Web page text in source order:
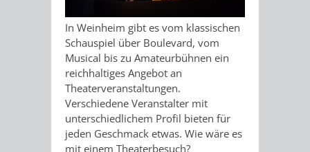
WEG
ZEIGMAL
- DIE
APP
STADTTEILE
AUSFLUGSZIELE
KLEINSTADTPERLEN
GELAUSCHT
LUSTIG,
In Weinheim gibt es vom klassischen
Schauspiel über Boulevard, vom
Musical bis zu Amateurbühnen ein
reichhaltiges Angebot an
Theaterveranstaltungen.
Verschiedene Veranstalter mit
unterschiedlichem Profil bieten für
jeden Geschmack etwas. Wie wäre es
mit einem Theaterbesuch?